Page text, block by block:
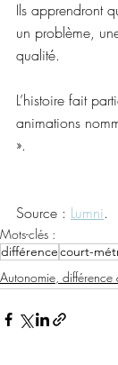
Ils apprendront
un problème,
qualité.
L’histoire fait
animations
».
Source : Lumni.
Mots-clés :
différencecourt-
Autonomie, différence